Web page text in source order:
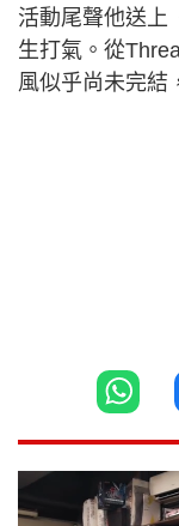
活動尾聲他送上
生打氣。從
風似乎尚未完結